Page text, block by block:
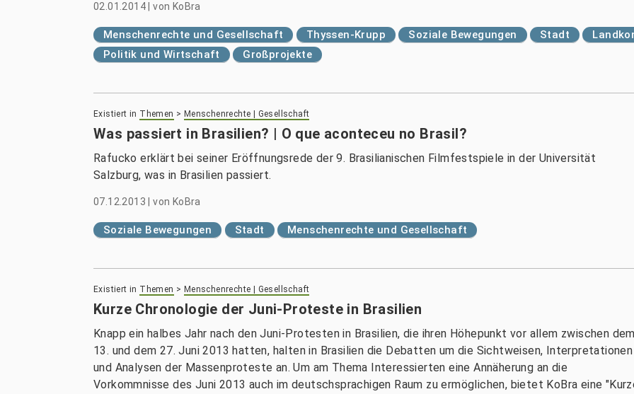
02.01.2014 |von KoBra
Menschenrechte und Gesellschaft Thyssen-Krupp Soziale Bewegungen Stadt
Politik und Wirtschaft
Großprojekte
Existiert in Themen > Menschenrechte | Gesellschaft
Was passiert in Brasilien? | O que aconteceu no Brasil?
Rafucko erklärt bei seiner Eröffnungsrede der 9. Brasilianischen Filmfestspiele in der Universität
Salzburg, was in Brasilien passiert.
07.12.2013 |von KoBra
Soziale Bewegungen Stadt Menschenrechte und Gesellschaft
Existiert in Themen > Menschenrechte | Gesellschaft
Kurze Chronologie der Juni-Proteste in Brasilien
Knapp ein halbes Jahr nach den Juni-Protesten in Brasilien, die ihren Höhepunkt vor allem zwischen
13. und dem 27. Juni 2013 hatten, halten in Brasilien die Debatten um die Sichtweisen, Interpretationen
und Analysen der Massenproteste an. Um am Thema Interessierten eine Annäherung an die
Vorkommnisse des Juni 2013 auch im deutschsprachigen Raum zu ermöglichen, bietet KoBra eine